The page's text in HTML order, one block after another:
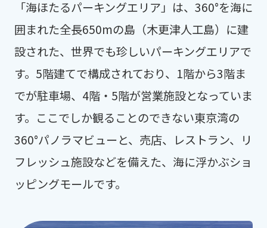
「海ほたるパーキングエリア」は、360°を海に
囲まれた全長650mの島（木更津人工島）に建
設された、世界でも珍しいパーキングエリアで
す。5階建てで構成されており、1階から3階ま
でが駐車場、4階・5階が営業施設となっていま
す。ここでしか観ることのできない東京湾の
360°パノラマビューと、売店、レストラン、リ
フレッシュ施設などを備えた、海に浮かぶショ
ッピングモールです。